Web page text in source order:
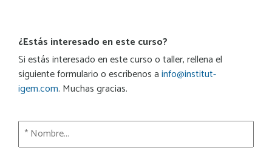
¿Estás interesado en este curso?
Si estás interesado en este curso o taller, rellena el
siguiente formulario o escríbenos ainfo@institut-
igem.com. Muchas gracias.